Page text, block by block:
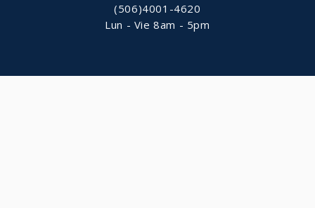
(506)4001-4620
Lun - Vie 8am - 5pm